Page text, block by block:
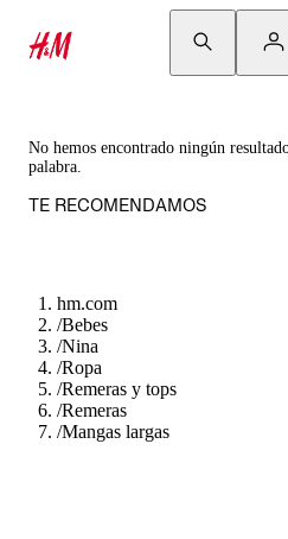
No hemos encontrado ningún
palabra.
TE RECOMENDAMOS
hm.com
/Bebes
/Nina
/Ropa
/Remeras y tops
/Remeras
/Mangas largas